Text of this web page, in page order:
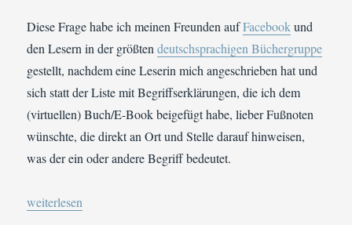
Diese Frage habe ich meinen Freunden aufFacebookund
den Lesern in der größtendeutschsprachigen Büchergruppe
gestellt, nachdem eine Leserin mich angeschrieben hat und
sich statt der Liste mit Begriffserklärungen, die ich dem
(virtuellen) Buch/E-Book beigefügt habe, lieber Fußnoten
wünschte, die direkt an Ort und Stelle darauf hinweisen,
was der ein oder andere Begriff bedeutet.
„Autorenprobleme: Footnote or not. That is the question!“
weiterlesen